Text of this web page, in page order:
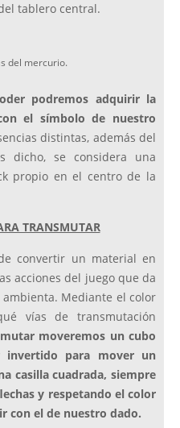
tablero central.
del mercurio.
podremos adquirir la
el símbolo de nuestro
distintas, además del
dicho, se considera una
propio en el centro de la
TRANSMUTAR
convertir un material en
acciones del juego que da
Mediante el color
vías de transmutación
moveremos un cubo
para mover un
casilla cuadrada, siempre
y respetando el color
con el de nuestro dado.